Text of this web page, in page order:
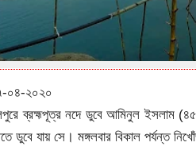
০৪-২০২০
ব্রহ্মপূত্র নদে ডুবে আমিনুল ইসলাম
ডুবে যায় সে। মঙ্গলবার বিকাল পর্যন্ত